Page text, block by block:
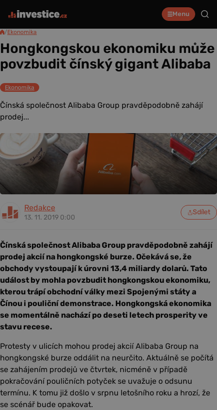
Menu
/Ekonomika
Hongkongskou ekonomiku může
povzbudit čínský gigant Alibaba
Ekonomika
Čínská společnost Alibaba Group pravděpodobně zahájí
prodej...
Redakce
13. 11. 2019 0:00
Sdílet
Čínská společnost Alibaba Group pravděpodobně zahájí
prodej akcií na hongkongské burze. Očekává se, že
obchody vystoupají k úrovni 13,4 miliardy dolarů. Tato
událost by mohla povzbudit hongkongskou ekonomiku,
kterou trápí obchodní války mezi Spojenými státy a
Čínou i pouliční demonstrace. Hongkongská ekonomika
se momentálně nachází po deseti letech prosperity ve
stavu recese.
Protesty v ulicích mohou prodej akcií Alibaba Group na
hongkongské burze oddálit na neurčito. Aktuálně se počítá
se zahájením prodejů ve čtvrtek, nicméně v případě
pokračování pouličních potyček se uvažuje o odsunu
termínu. K tomu již došlo v srpnu letošního roku a hrozí, že
se scénář bude opakovat.